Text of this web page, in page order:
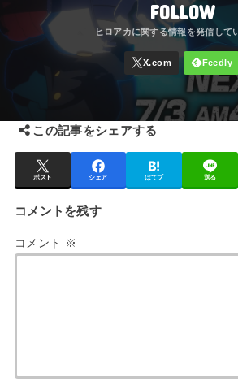
FOLLOW
この記事をシェアする
ポスト シェア はてブ 送る
コメントを残す
コメント ※